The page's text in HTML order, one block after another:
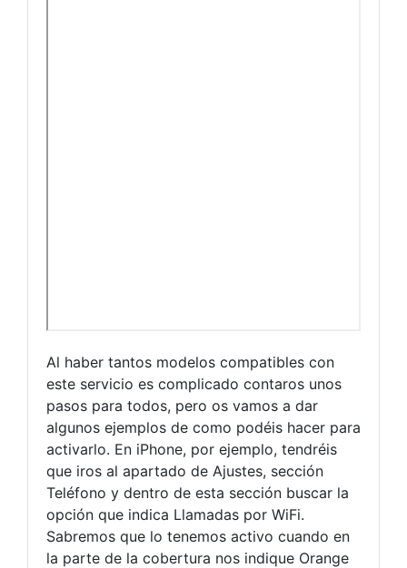
Al haber tantos modelos compatibles con
este servicio es complicado contaros unos
pasos para todos, pero os vamos a dar
algunos ejemplos de como podéis hacer para
activarlo. En iPhone, por ejemplo, tendréis
que iros al apartado de Ajustes, sección
Teléfono y dentro de esta sección buscar la
opción que indica Llamadas por WiFi.
Sabremos que lo tenemos activo cuando en
la parte de la cobertura nos indique Orange